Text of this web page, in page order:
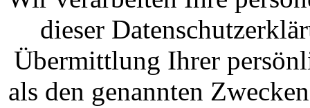
dieser
Übermittlung Ihrer
als den genannten